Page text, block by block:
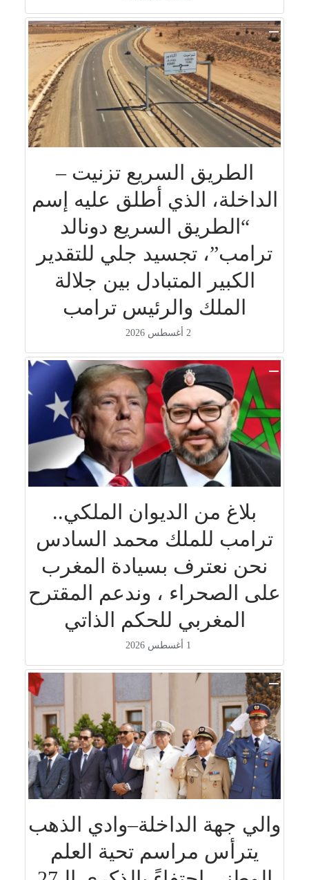
الطريق السريع تزنيت –
الداخلة، الذي أطلق عليه إسم
“الطريق السريع دونالد
ترامب”، تجسيد جلي للتقدير
الكبير المتبادل بين جلالة
الملك والرئيس ترامب
2 أغسطس 2026
بلاغ من الديوان الملكي..
ترامب للملك محمد السادس
نحن نعترف بسيادة المغرب
على الصحراء ، وندعم المقترح
المغربي للحكم الذاتي
1 أغسطس 2026
والي جهة الداخلة–وادي الذهب
يترأس مراسم تحية العلم